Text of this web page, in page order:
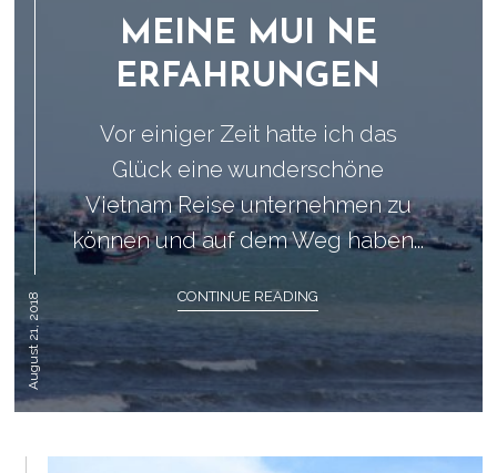
August 21, 2018
MEINE MUI NE
ERFAHRUNGEN
Vor einiger Zeit hatte ich das
Glück eine wunderschöne
Vietnam Reise unternehmen zu
können und auf dem Weg haben...
CONTINUE READING